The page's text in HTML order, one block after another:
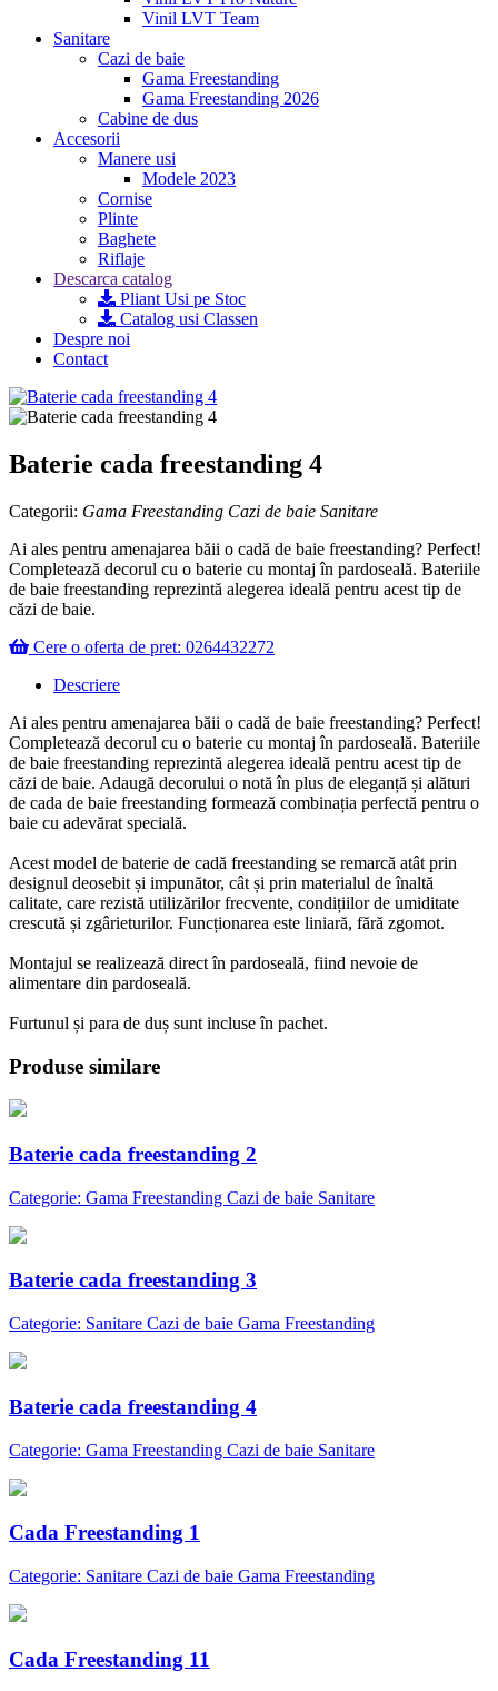
Vinil LVT Team
Sanitare
Cazi de baie
Gama Freestanding
Gama Freestanding 2026
Cabine de dus
Accesorii
Manere usi
Modele 2023
Cornise
Plinte
Baghete
Riflaje
Descarca catalog
Pliant Usi pe Stoc
Catalog usi Classen
Despre noi
Contact
Baterie cada freestanding 4
Categorii: Gama Freestanding Cazi de baie Sanitare
Ai ales pentru amenajarea băii o cadă de baie freestanding? Perfect!
Completează decorul cu o baterie cu montaj în pardoseală. Bateriile
de baie freestanding reprezintă alegerea ideală pentru acest tip de
căzi de baie.
Cere o oferta de pret: 0264432272
Descriere
Ai ales pentru amenajarea băii o cadă de baie freestanding? Perfect!
Completează decorul cu o baterie cu montaj în pardoseală. Bateriile
de baie freestanding reprezintă alegerea ideală pentru acest tip de
căzi de baie. Adaugă decorului o notă în plus de eleganță și alături
de cada de baie freestanding formează combinația perfectă pentru o
baie cu adevărat specială.
Acest model de baterie de cadă freestanding se remarcă atât prin
designul deosebit și impunător, cât și prin materialul de înaltă
calitate, care rezistă utilizărilor frecvente, condițiilor de umiditate
crescută și zgârieturilor. Funcționarea este liniară, fără zgomot.
Montajul se realizează direct în pardoseală, fiind nevoie de
alimentare din pardoseală.
Furtunul și para de duș sunt incluse în pachet.
Produse similare
Baterie cada freestanding 2
Categorie: Gama Freestanding Cazi de baie Sanitare
Baterie cada freestanding 3
Categorie: Sanitare Cazi de baie Gama Freestanding
Baterie cada freestanding 4
Categorie: Gama Freestanding Cazi de baie Sanitare
Cada Freestanding 1
Categorie: Sanitare Cazi de baie Gama Freestanding
Cada Freestanding 11